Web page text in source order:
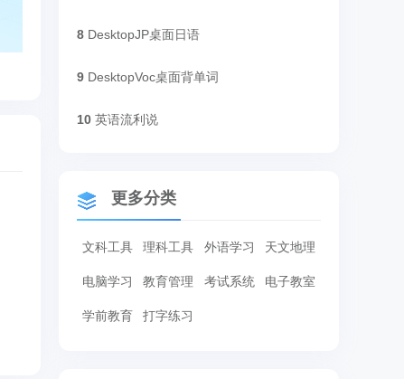
8 DesktopJP桌面日语
9 DesktopVoc桌面背单词
10 英语流利说
更多分类
文科工具 理科工具 外语学习 天文地理
电脑学习 教育管理 考试系统 电子教室
学前教育 打字练习